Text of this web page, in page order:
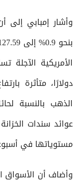
وأشار إمبابي إلى
دولارًا، متأثرة
الذهب بالنسبة
عوائد سندات
مستوياتها في
وأضاف أن الأسواق